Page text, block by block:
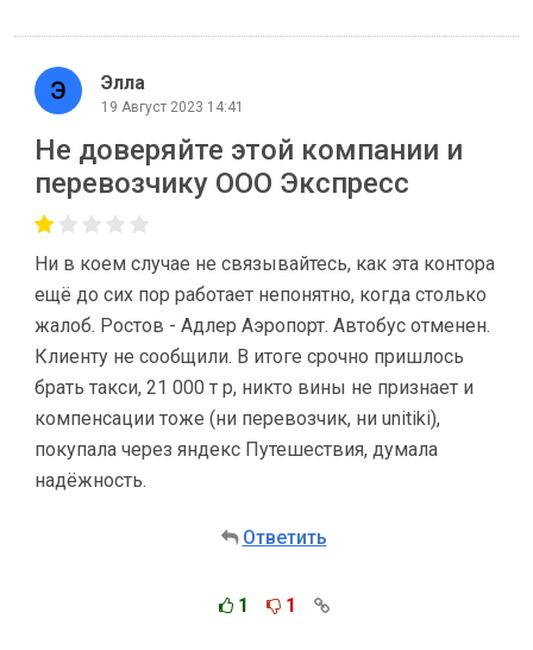
Элла
19 Август 2023 14:41
Не доверяйте этой компании и
перевозчику ООО Экспресс
Ни в коем случае не связывайтесь, как эта контора
ещё до сих пор работает непонятно, когда столько
жалоб. Ростов - Адлер Аэропорт. Автобус отменен.
Клиенту не сообщили. В итоге срочно пришлось
брать такси, 21 000 т р, никто вины не признает и
компенсации тоже (ни перевозчик, ни unitiki),
покупала через яндекс Путешествия, думала
надёжность.
Ответить
1 1